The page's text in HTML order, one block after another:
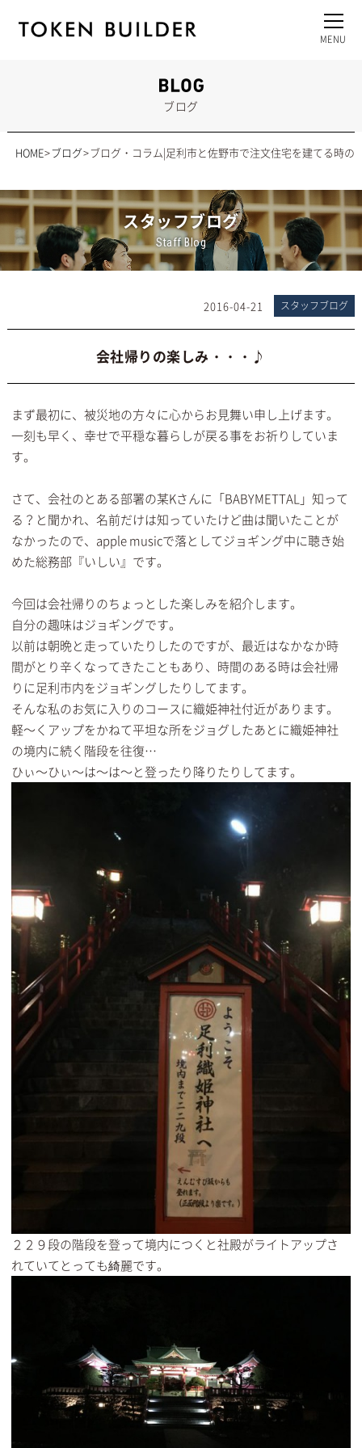
ブログ
HOME ブログ ブログ・コラム|足利市と佐野市で注文住宅を建てる時の
スタッフブログ
Staff Blog
2016-04-21 スタッフブログ
会社帰りの楽しみ・・・♪
まず最初に、被災地の方々に心からお見舞い申し上げます。
一刻も早く、幸せで平穏な暮らしが戻る事をお祈りしていま
す。
さて、会社のとある部署の某Kさんに「BABYMETTAL」知って
る？と聞かれ、名前だけは知っていたけど曲は聞いたことが
なかったので、apple musicで落としてジョギング中に聴き始
めた総務部『いしい』です。
今回は会社帰りのちょっとした楽しみを紹介します。
自分の趣味はジョギングです。
以前は朝晩と走っていたりしたのですが、最近はなかなか時
間がとり辛くなってきたこともあり、時間のある時は会社帰
りに足利市内をジョギングしたりしてます。
そんな私のお気に入りのコースに織姫神社付近があります。
軽～くアップをかねて平坦な所をジョグしたあとに織姫神社
の境内に続く階段を往復…
ひぃ～ひぃ～は～は～と登ったり降りたりしてます。
２２９段の階段を登って境内につくと社殿がライトアップさ
れていてとっても綺麗です。